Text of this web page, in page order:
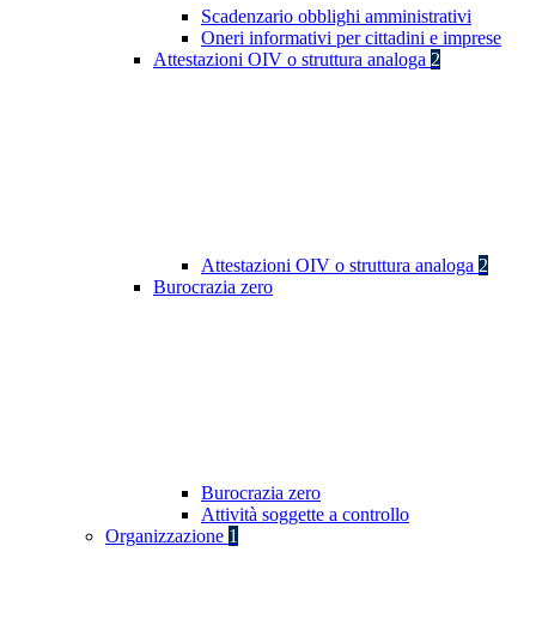
Scadenzario obblighi amministrativi
Oneri informativi per cittadini e imprese
Attestazioni OIV o struttura analoga 2
Attestazioni OIV o struttura analoga 2
Burocrazia zero
Burocrazia zero
Attività soggette a controllo
Organizzazione 1